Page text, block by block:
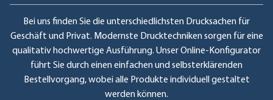
Bei uns finden Sie die unterschiedlichsten Drucksachen für
Geschäft und Privat. Modernste Drucktechniken sorgen für eine
qualitativ hochwertige Ausführung. Unser Online-Konfigurator
führt Sie durch einen einfachen und selbsterklärenden
Bestellvorgang, wobei alle Produkte individuell gestaltet
werden können.